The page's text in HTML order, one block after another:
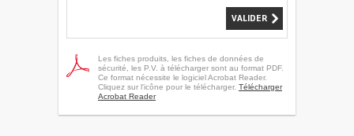
Les fiches produits, les fiches de données de
sécurité, les P.V. à télécharger sont au format PDF.
Ce format nécessite le logiciel Acrobat Reader.
Cliquez sur l'icône pour le télécharger. Télécharger
Acrobat Reader